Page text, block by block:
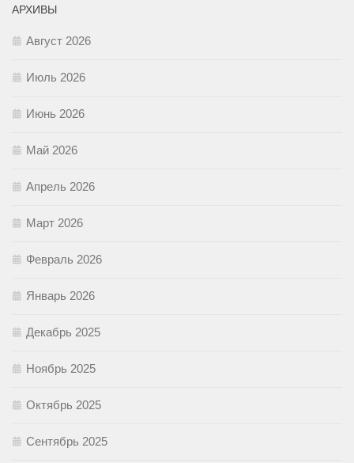
АРХИВЫ
Август 2026
Июль 2026
Июнь 2026
Май 2026
Апрель 2026
Март 2026
Февраль 2026
Январь 2026
Декабрь 2025
Ноябрь 2025
Октябрь 2025
Сентябрь 2025